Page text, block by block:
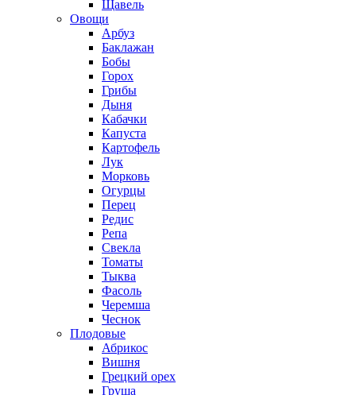
Щавель
Овощи
Арбуз
Баклажан
Бобы
Горох
Грибы
Дыня
Кабачки
Капуста
Картофель
Лук
Морковь
Огурцы
Перец
Редис
Репа
Свекла
Томаты
Тыква
Фасоль
Черемша
Чеснок
Плодовые
Абрикос
Вишня
Грецкий орех
Груша